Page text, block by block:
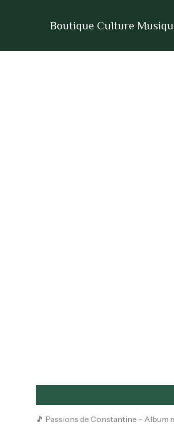
Boutique Culture
🎵 Passions de Constantine –